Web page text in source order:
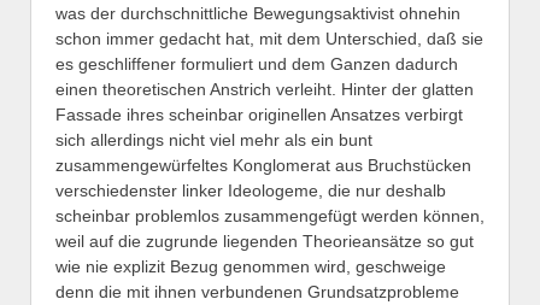
was der durchschnittliche Bewegungsaktivist ohnehin
schon immer gedacht hat, mit dem Unterschied, daß sie
es geschliffener formuliert und dem Ganzen dadurch
einen theoretischen Anstrich verleiht. Hinter der glatten
Fassade ihres scheinbar originellen Ansatzes verbirgt
sich allerdings nicht viel mehr als ein bunt
zusammengewürfeltes Konglomerat aus Bruchstücken
verschiedenster linker Ideologeme, die nur deshalb
scheinbar problemlos zusammengefügt werden können,
weil auf die zugrunde liegenden Theorieansätze so gut
wie nie explizit Bezug genommen wird, geschweige
denn die mit ihnen verbundenen Grundsatzprobleme